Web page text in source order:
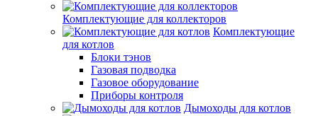
Комплектующие для коллекторов
Комплектующие
для котлов
Блоки тэнов
Газовая подводка
Газовое оборудование
Приборы контроля
Дымоходы для котлов